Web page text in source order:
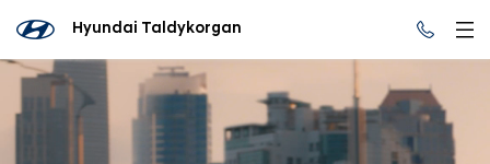
Hyundai Taldykorgan